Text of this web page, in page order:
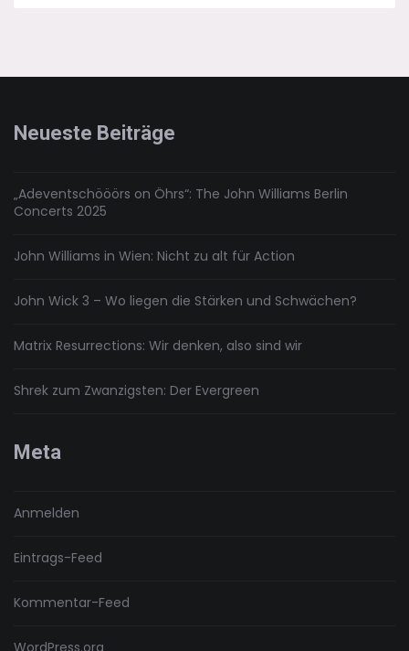
Neueste Beiträge
„Adeventschööörs on Öhrs“: The John Williams Berlin
Concerts 2025
John Williams in Wien: Nicht zu alt für Action
John Wick 3 – Wo liegen die Stärken und Schwächen?
Matrix Resurrections: Wir denken, also sind wir
Shrek zum Zwanzigsten: Der Evergreen
Meta
Anmelden
Eintrags-Feed
Kommentar-Feed
WordPress.org